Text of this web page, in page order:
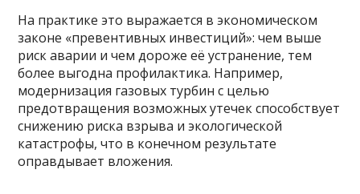
На практике это выражается в экономическом
законе «превентивных инвестиций»: чем выше
риск аварии и чем дороже её устранение, тем
более выгодна профилактика. Например,
модернизация газовых турбин с целью
предотвращения возможных утечек способствует
снижению риска взрыва и экологической
катастрофы, что в конечном результате
оправдывает вложения.